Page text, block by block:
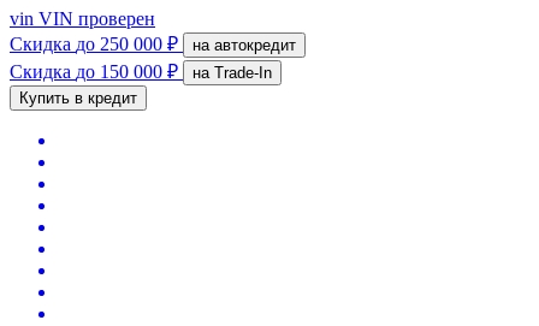
vin VIN проверен
Скидка до 250 000 ₽ на автокредит
Скидка до 150 000 ₽
на Trade-In
Купить в кредит